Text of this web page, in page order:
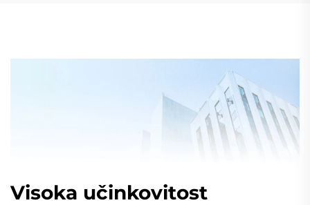
Visoka učinkovitost